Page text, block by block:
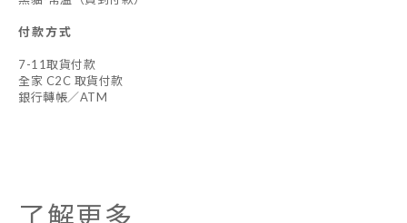
付款方式
7-11取貨付款
全家 C2C 取貨付款
銀行轉帳／ATM
了解更多